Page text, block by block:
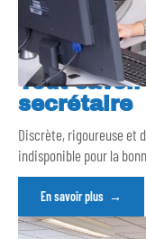
Tout
secrétaire
Discrète, rigoureuse et
indisponible pour la
En savoir plus